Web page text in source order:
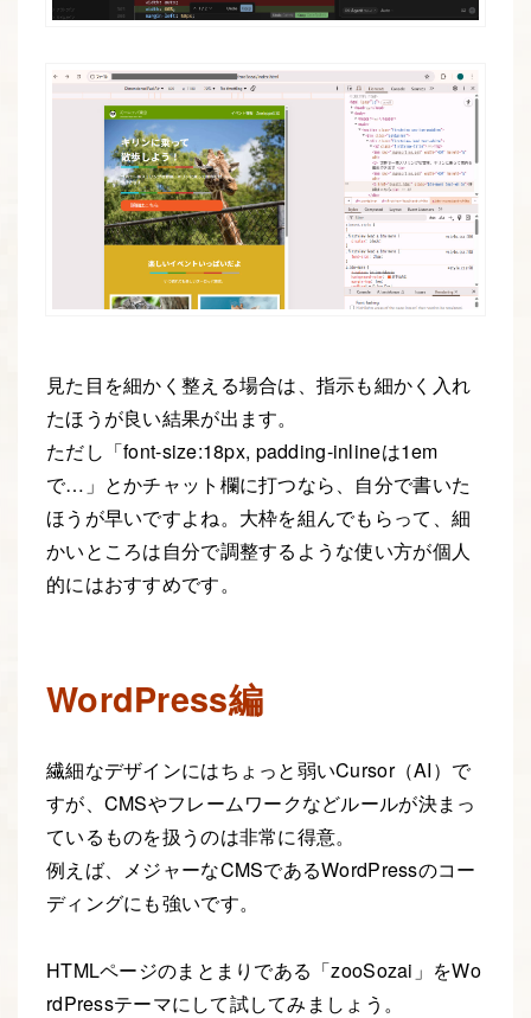
見た目を細かく整える場合は、指示も細かく入れ
たほうが良い結果が出ます。
ただし「font-size:18px, padding-inlineは1em
で…」とかチャット欄に打つなら、自分で書いた
ほうが早いですよね。大枠を組んでもらって、細
かいところは自分で調整するような使い方が個人
的にはおすすめです。
WordPress編
繊細なデザインにはちょっと弱いCursor（AI）で
すが、CMSやフレームワークなどルールが決まっ
ているものを扱うのは非常に得意。
例えば、メジャーなCMSであるWordPressのコー
ディングにも強いです。
HTMLページのまとまりである「zooSozai」をWo
rdPressテーマにして試してみましょう。